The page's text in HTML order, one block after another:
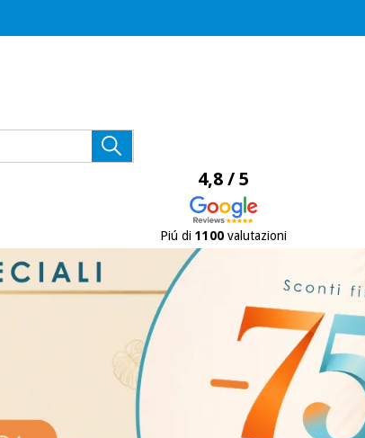
4,8 / 5
Piú di 1100valutazioni